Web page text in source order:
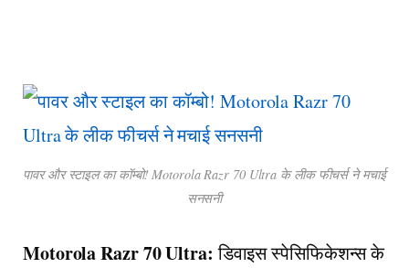
पावर और स्टाइल का कॉम्बो! Motorola Razr 70 Ultra के लीक फीचर्स ने मचाई
सनसनी
Motorola Razr 70 Ultra: डिवाइस स्पेसिफिकेशन्स के